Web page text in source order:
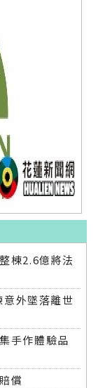
棟2.6億將法
外墜落離世
手作體驗品
償